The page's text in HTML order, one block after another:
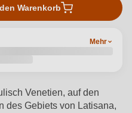
Warenkorb
Mehr
Venetien, auf den
des Gebiets von Latisana,